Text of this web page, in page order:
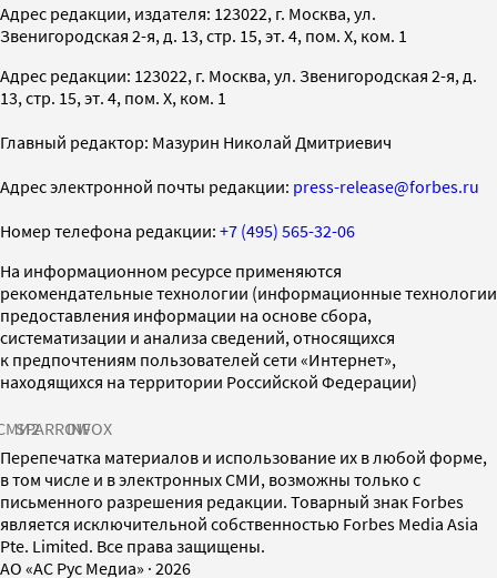
Адрес редакции, издателя: 123022, г. Москва, ул.
Звенигородская 2-я, д. 13, стр. 15, эт. 4, пом. X, ком. 1
Адрес редакции: 123022, г. Москва, ул. Звенигородская 2-я, д.
13, стр. 15, эт. 4, пом. X, ком. 1
Главный редактор: Мазурин Николай Дмитриевич
Адрес электронной почты редакции: press-release@forbes.ru
Номер телефона редакции: +7 (495) 565-32-06
На информационном ресурсе применяются
рекомендательные технологии (информационные технологии
предоставления информации на основе сбора,
систематизации и анализа сведений, относящихся
к предпочтениям пользователей сети «Интернет»,
находящихся на территории Российской Федерации)
SPARROWINFOX
Перепечатка материалов и использование их в любой форме,
в том числе и в электронных СМИ, возможны только с
письменного разрешения редакции. Товарный знак Forbes
является исключительной собственностью Forbes Media Asia
Pte. Limited. Все права защищены.
AO «АС Рус Медиа» · 2026